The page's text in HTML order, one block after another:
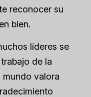
reconocer su
bien.
líderes se
de la
valora